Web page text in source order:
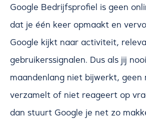
Google Bedrijfsprofiel is geen
dat je één keer opmaakt en
Google kijkt naar activiteit,
gebruikerssignalen. Dus als jij
maandenlang niet bijwerkt, geen
verzamelt of niet reageert op
dan stuurt Google je net zo